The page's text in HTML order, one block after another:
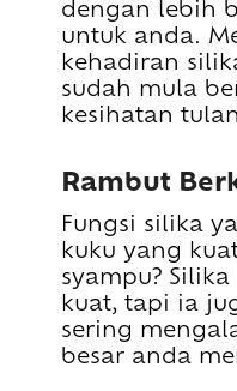
dengan lebih
untuk anda.
kehadiran
sudah mula
kesihatan
Rambut
Fungsi silika
kuku yang
syampu?
kuat, tapi ia
sering
besar anda